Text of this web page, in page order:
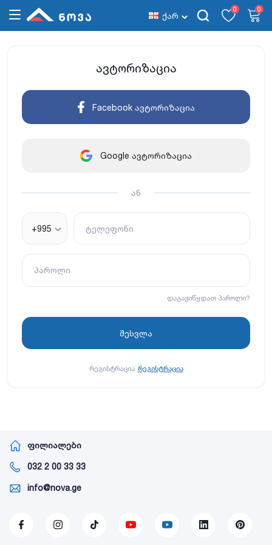
ქარ
0 0
ავტორიზაცია
Facebook ავტორიზაცია
Google ავტორიზაცია
ან
+995 ტელეფონი
პაროლი
დაგავიწყდათ პაროლი?
რეგისტრაცია რეგისტრაცია
ფილიალები
032 2 00 33 33
info@nova.ge